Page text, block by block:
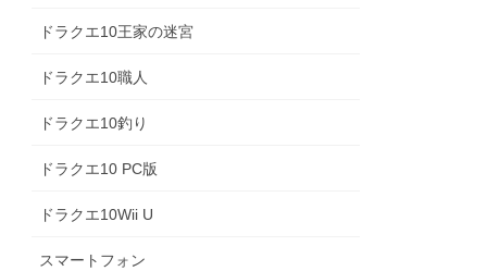
ドラクエ10王家の迷宮
ドラクエ10職人
ドラクエ10釣り
ドラクエ10 PC版
ドラクエ10Wii U
スマートフォン